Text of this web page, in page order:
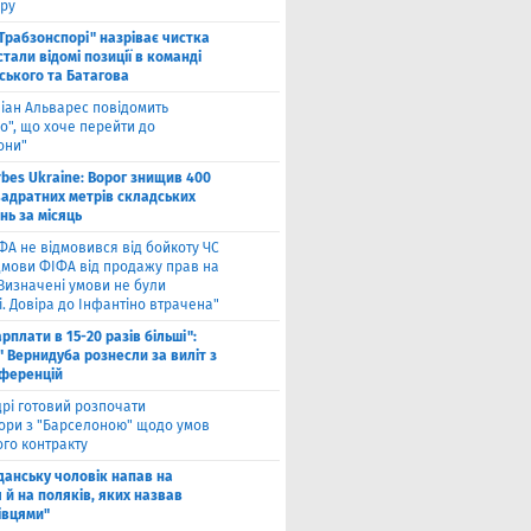
назріває чистка
відомі позиції в команді
та Батагова
Альварес повідомить
що хоче перейти до
Ukraine: Ворог знищив 400
метрів складських
за місяць
не відмовився від бойкоту ЧС
ФІФА від продажу прав на
умови не були
Довіра до Інфантіно втрачена"
в 15-20 разів більші":
рознесли за виліт з
готовий розпочати
з "Барселоною" щодо умов
контракту
чоловік напав на
й на поляків, яких назвав